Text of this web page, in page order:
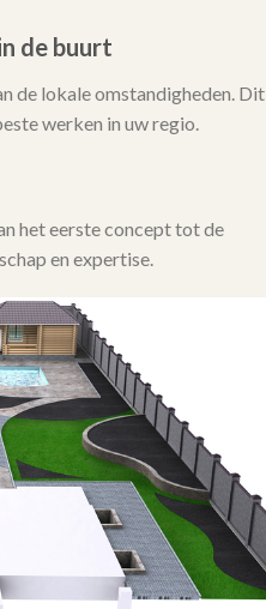
de buurt
de lokale omstandigheden. Dit
werken in uw regio.
het eerste concept tot de
en expertise.